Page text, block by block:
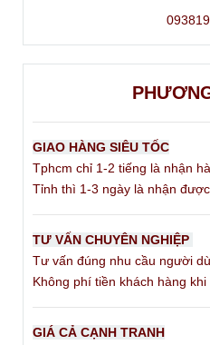
GIAO HÀNG SIÊU TỐC
Tphcm chỉ 1-2 tiếng là nhận
Tỉnh thì 1-3 ngày là nhận
TƯ VẤN CHUYÊN NGHIỆP
Tư vấn đúng nhu cầu người
Không phí tiền khách hàng
GIÁ CẢ CẠNH TRANH